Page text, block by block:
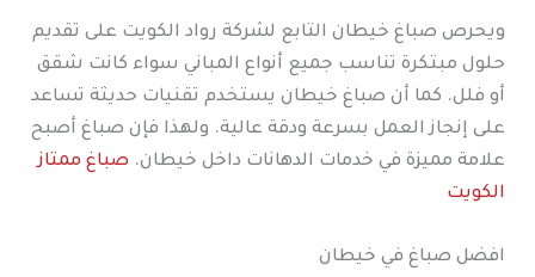
ويحرص صباغ خيطان التابع لشركة رواد الكويت على تقديم
حلول مبتكرة تناسب جميع أنواع المباني سواء كانت شقق
أو فلل. كما أن صباغ خيطان يستخدم تقنيات حديثة تساعد
على إنجاز العمل بسرعة ودقة عالية. ولهذا فإن صباغ أصبح
علامة مميزة في خدمات الدهانات داخل خيطان. صباغ ممتاز
الكويت
افضل صباغ في خيطان